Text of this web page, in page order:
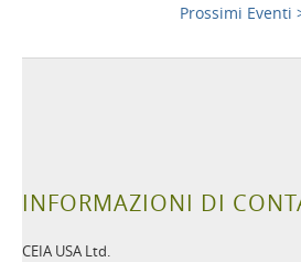
Prossimi Eventi
INFORMAZIONI DI
CEIA USA Ltd.